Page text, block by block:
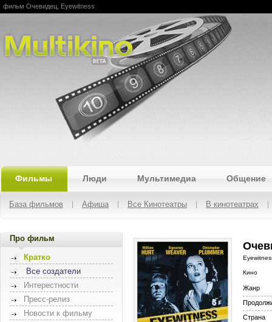
Multikino
фильм Очевидец, Eyewitness
Фильмы Люди Мультимедиа Общение
База фильмов Афиша Все Кинотеатры В кинотеатрах
Про фильм
Кратко
Все создатели
Интерестности
Пресс-релиз
Новости к фильму
Кино
Жанр
Страна